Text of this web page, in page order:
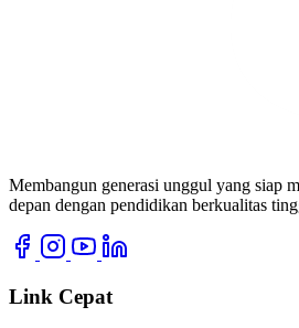
Membangun generasi unggul yang siap
depan dengan pendidikan berkualitas
Link Cepat